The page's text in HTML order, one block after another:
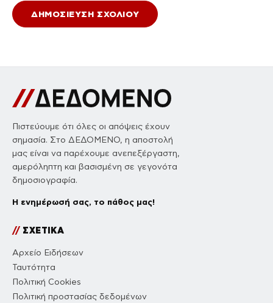
Πιστεύουμε ότι όλες οι απόψεις έχουν
σημασία. Στο ΔΕΔΟΜΕΝΟ, η αποστολή
μας είναι να παρέχουμε ανεπεξέργαστη,
αμερόληπτη και βασισμένη σε γεγονότα
δημοσιογραφία.
Η ενημέρωσή σας, το πάθος μας!
//ΣΧΕΤΙΚΑ
Αρχείο Ειδήσεων
Ταυτότητα
Πολιτική Cookies
Πολιτική προστασίας δεδομένων